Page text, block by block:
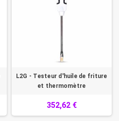
L2G - Testeur d'huile de friture
et thermomètre
352,62 €